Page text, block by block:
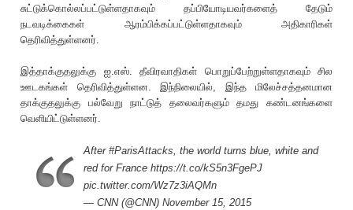
சுட்டுக்கொல்லப்பட்டுள்ளதாகவும் தப்பியோடியவர்களைத் தேடும்
நடவடிக்கைகள் ஆரம்பிக்கப்பட்டுள்ளதாகவும் அதிகாரிகள்
தெரிவித்துள்ளனர்.
இத்தாக்குதலுக்கு ஐ.எஸ். தீவிரவாதிகள் பொறுப்பேற்றுள்ளதாகவும் சில
ஊடகங்கள் தெரிவித்துள்ளன. இந்நிலையில், இந்த மிலேச்சத்தனமான
தாக்குதலுக்கு பல்வேறு நாட்டுத் தலைவர்களும் தமது கண்டனங்களை
வெளியிட்டுள்ளனர்.
After #ParisAttacks, the world turns blue, white and
red for France https://t.co/kS5n3FgePJ
pic.twitter.com/Wz7z3iAQMn
— CNN (@CNN) November 15, 2015